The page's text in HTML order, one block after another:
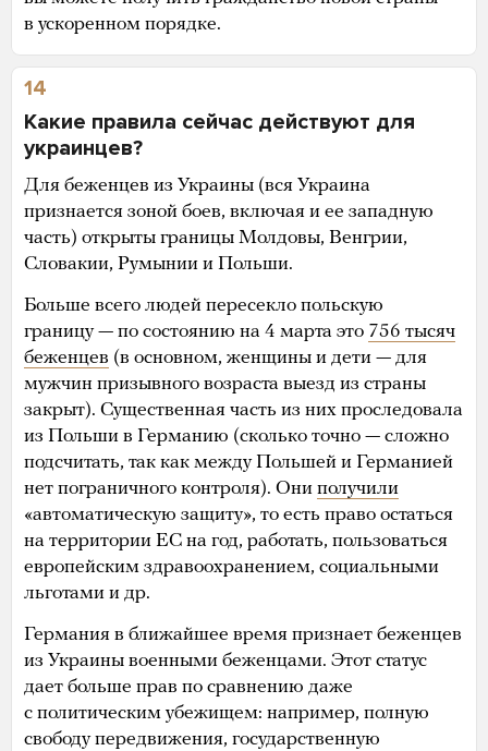
в ускоренном порядке.
14
Какие правила сейчас действуют для
украинцев?
Для беженцев из Украины (вся Украина
признается зоной боев, включая и ее западную
часть) открыты границы Молдовы, Венгрии,
Словакии, Румынии и Польши.
Больше всего людей пересекло польскую
границу — по состоянию на 4 марта это 756 тысяч
беженцев (в основном, женщины и дети — для
мужчин призывного возраста выезд из страны
закрыт). Существенная часть из них проследовала
из Польши в Германию (сколько точно — сложно
подсчитать, так как между Польшей и Германией
нет пограничного контроля). Они получили
«автоматическую защиту», то есть право остаться
на территории ЕС на год, работать, пользоваться
европейским здравоохранением, социальными
льготами и др.
Германия в ближайшее время признает беженцев
из Украины военными беженцами. Этот статус
дает больше прав по сравнению даже
с политическим убежищем: например, полную
свободу передвижения, государственную